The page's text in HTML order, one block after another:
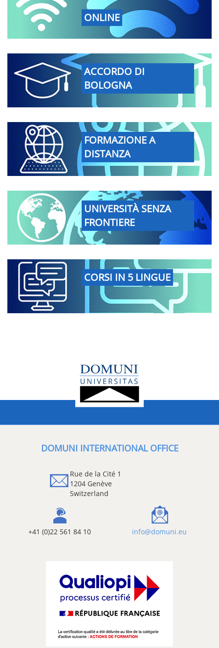
ONLINE
ACCORDO DI
BOLOGNA
FORMAZIONE A
DISTANZA
UNIVERSITÀ SENZA
FRONTIERE
CORSI IN 5 LINGUE
DOMUNI INTERNATIONAL OFFICE
Rue de la Cité 1
1204 Genève
Switzerland
+41 (0)22 561 84 10 info@domuni.eu